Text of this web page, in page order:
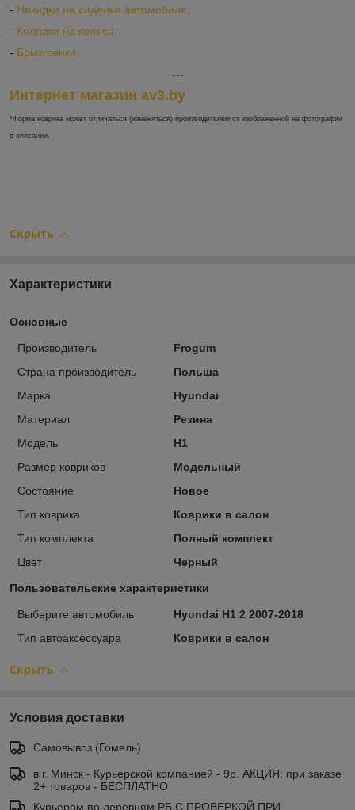
- Накидки на сиденья автомобиля;
- Колпаки на колеса;
- Брызговики.
---
Интернет магазин av3.by
*Форма коврика может отличаться (изменяться) производителем от изображенной на фотографии
в описании.
Скрыть
Характеристики
Основные
Производитель
Frogum
Страна производитель
Польша
Марка
Hyundai
Материал
Резина
Модель
H1
Размер ковриков
Модельный
Состояние
Новое
Тип коврика
Коврики в салон
Тип комплекта
Полный комплект
Цвет
Черный
Пользовательские характеристики
Выберите автомобиль
Hyundai H1 2 2007-2018
Тип автоаксессуара
Коврики в салон
Скрыть
Условия доставки
Самовывоз (Гомель)
в г. Минск - Курьерской компанией - 9р. АКЦИЯ: при заказе
2+ товаров - БЕСПЛАТНО
Курьером по деревням РБ С ПРОВЕРКОЙ ПРИ